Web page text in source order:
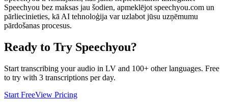
Speechyou bez maksas jau šodien, apmeklējot speechyou.com un
pārliecinieties, kā AI tehnoloģija var uzlabot jūsu uzņēmumu
pārdošanas procesus.
Ready to Try Speechyou?
Start transcribing your audio in LV and 100+ other languages. Free
to try with 3 transcriptions per day.
Start FreeView Pricing